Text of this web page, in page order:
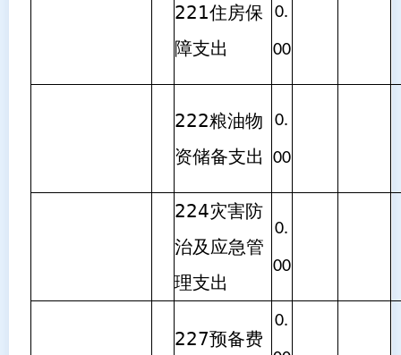
221住房保
障支出
0.
00
222粮油物
资储备支出
0.
00
224灾害防
治及应急管
理支出
0.
00
227预备费
0.